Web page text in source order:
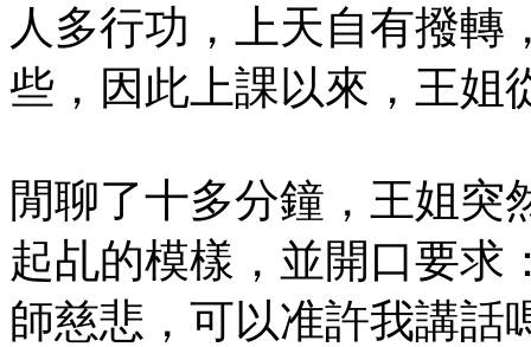
人多行功，上天自有撥轉
些，因此上課以來，王姐
閒聊了十多分鐘，王姐突
起乩的模樣，並開口要求
師慈悲，可以准許我講話